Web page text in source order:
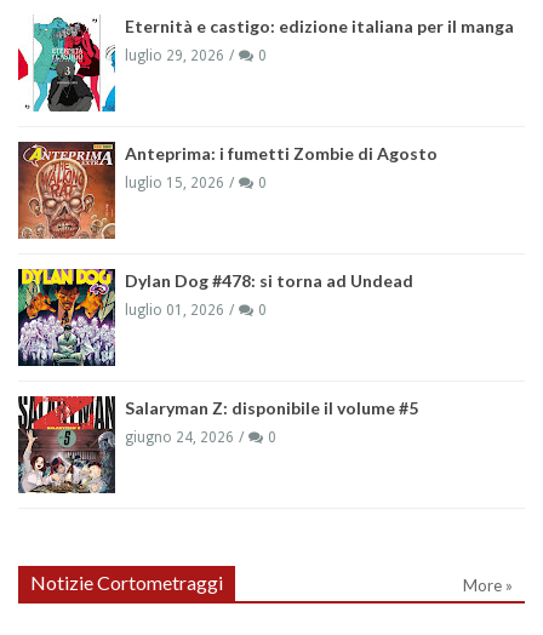
Eternità e castigo: edizione italiana per il manga
luglio 29, 2026 0
Anteprima: i fumetti Zombie di Agosto
luglio 15, 2026 0
Dylan Dog #478: si torna ad Undead
luglio 01, 2026 0
Salaryman Z: disponibile il volume #5
giugno 24, 2026 0
Notizie Cortometraggi More »